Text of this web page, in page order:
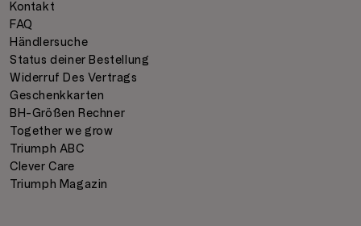
Kontakt
FAQ
Händlersuche
Status deiner Bestellung
Widerruf Des Vertrags
Geschenkkarten
BH-Größen Rechner
Together we grow
Triumph ABC
Clever Care
Triumph Magazin